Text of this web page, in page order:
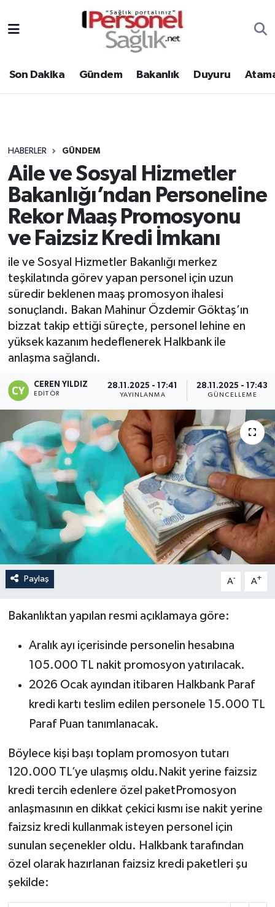
Son Dakika Gündem Bakanlık Duyuru
HABERLER GÜNDEM
Aile ve Sosyal Hizmetler
Bakanlığı’ndan Personeline
Rekor Maaş Promosyonu
ve Faizsiz Kredi İmkanı
ile ve Sosyal Hizmetler Bakanlığı merkez
teşkilatında görev yapan personel için uzun
süredir beklenen maaş promosyon ihalesi
sonuçlandı. Bakan Mahinur Özdemir Göktaş’ın
bizzat takip ettiği süreçte, personel lehine en
yüksek kazanım hedeflenerek Halkbank ile
anlaşma sağlandı.
CEREN YILDIZ
EDITÖR
28.11.2025 - 17:41
YAYINLANMA
28.11.2025 - 17:43
GÜNCELLEME
Paylaş A- A+
Bakanlıktan yapılan resmi açıklamaya göre:
Aralık ayı içerisinde personelin hesabına
105.000 TL nakit promosyon yatırılacak.
2026 Ocak ayından itibaren Halkbank Paraf
kredi kartı teslim edilen personele 15.000 TL
Paraf Puan tanımlanacak.
Böylece kişi başı toplam promosyon tutarı
120.000 TL’ye ulaşmış oldu.Nakit yerine faizsiz
kredi tercih edenlere özel paketPromosyon
anlaşmasının en dikkat çekici kısmı ise nakit yerine
faizsiz kredi kullanmak isteyen personel için
sunulan seçenekler oldu. Halkbank tarafından
özel olarak hazırlanan faizsiz kredi paketleri şu
şekilde:
Gündem
Atamalar
Mevzuat
Sendika
Kpss - Sınav
Nöbetçi Eczaneler
Hava Durumu
Tüm Manşetler
Son Dakika Haberleri
Haber Arşivi